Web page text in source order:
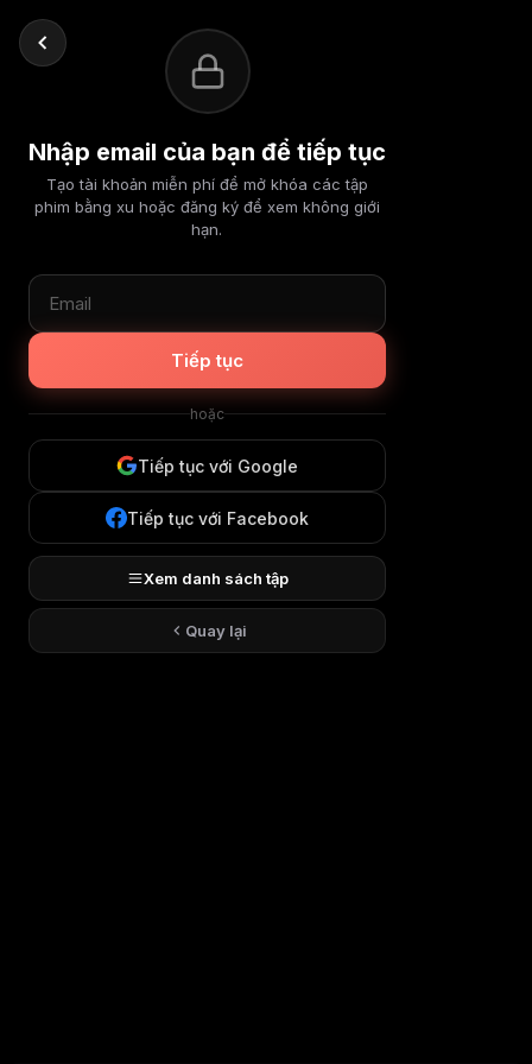
Nhập email của bạn để tiếp tục
Tạo tài khoản miễn phí để mở khóa các tập
phim bằng xu hoặc đăng ký để xem không giới
hạn.
Tiếp tục
hoặc
Tiếp tục với Google
Tiếp tục với Facebook
Xem danh sách tập
Quay lại